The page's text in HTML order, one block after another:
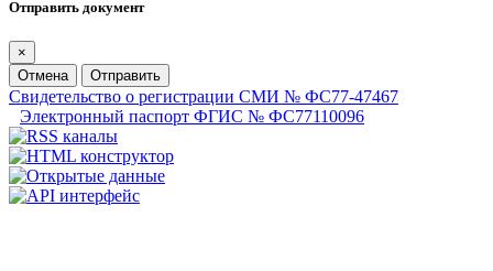
Отправить документ
×
Отмена
Отправить
Свидетельство о регистрации СМИ № ФС77-47467
Электронный паспорт ФГИС № ФС77110096